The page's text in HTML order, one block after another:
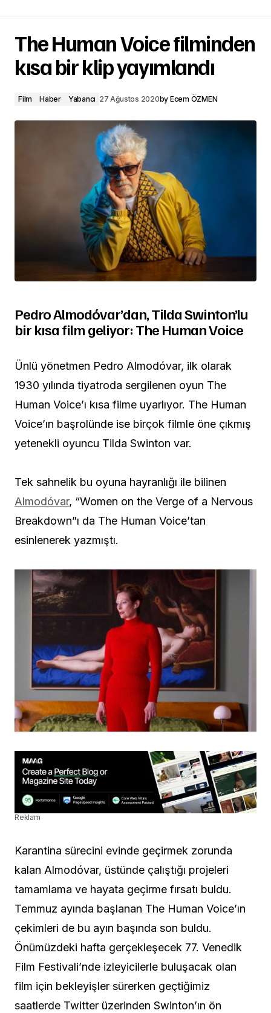
The Human Voice filminden
kısa bir klip yayımlandı
Film Haber Yabancı 27 Ağustos 2020by Ecem ÖZMEN
Pedro Almodóvar’dan, Tilda Swinton’lu
bir kısa film geliyor: The Human Voice
Ünlü yönetmen Pedro Almodóvar, ilk olarak
1930 yılında tiyatroda sergilenen oyun The
Human Voice’ı kısa filme uyarlıyor. The Human
Voice’ın başrolünde ise birçok filmle öne çıkmış
yetenekli oyuncu Tilda Swinton var.
Tek sahnelik bu oyuna hayranlığı ile bilinen
Almodóvar, “Women on the Verge of a Nervous
Breakdown”ı da The Human Voice’tan
esinlenerek yazmıştı.
Reklam
Karantina sürecini evinde geçirmek zorunda
kalan Almodóvar, üstünde çalıştığı projeleri
tamamlama ve hayata geçirme fırsatı buldu.
Temmuz ayında başlanan The Human Voice’ın
çekimleri de bu ayın başında son buldu.
Önümüzdeki hafta gerçekleşecek 77. Venedik
Film Festivali’nde izleyicilerle buluşacak olan
film için bekleyişler sürerken geçtiğimiz
saatlerde Twitter üzerinden Swinton’ın ön